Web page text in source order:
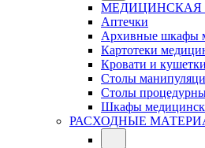
МЕДИЦИНСКАЯ
Аптечки
Архивные шкафы
Картотеки
Кровати и
Столы
Столы
Шкафы
РАСХОДНЫЕ